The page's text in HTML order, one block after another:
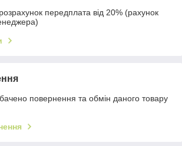
передплата від 20% (рахунок
повернення та обмін даного товару